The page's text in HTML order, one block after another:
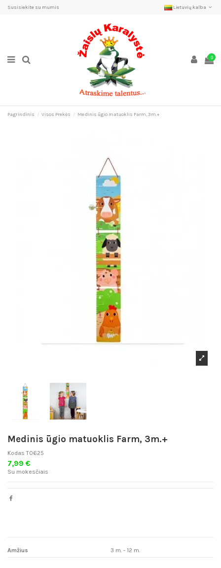
Susisiekite su mumis Lietuvių kalba
0
Pagrindinis Visos Prekės Medinis ūgio matuoklis Farm, 3m.+
Medinis ūgio matuoklis Farm, 3m.+
Kodas T0625
7,99 €
Su mokesčiais
Amžius 3 m. - 12 m.